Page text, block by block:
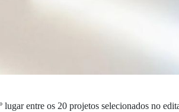
lugar entre os 20 projetos selecionados no